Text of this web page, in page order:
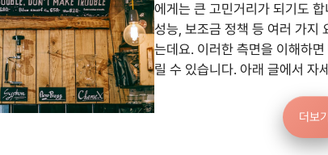
에게는 큰 고민거리가 되기도
성능, 보조금 정책 등 여러 가지
는데요. 이러한 측면을 이해하
릴 수 있습니다. 아래 글에서 자
더보기